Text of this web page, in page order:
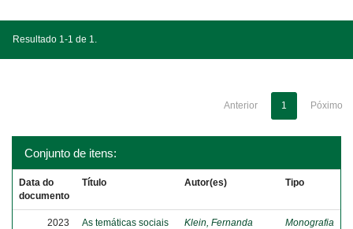
Resultado 1-1 de 1.
Anterior 1 Póximo
Conjunto de itens:
Data do
documento
Título Autor(es) Tipo
2023
As temáticas sociais
Klein, Fernanda Monografia